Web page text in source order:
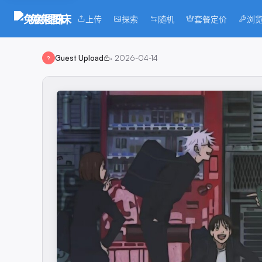
兔兔图床 上传 探索 随机 套餐定价 浏
? Guest Upload · 2026-04-14